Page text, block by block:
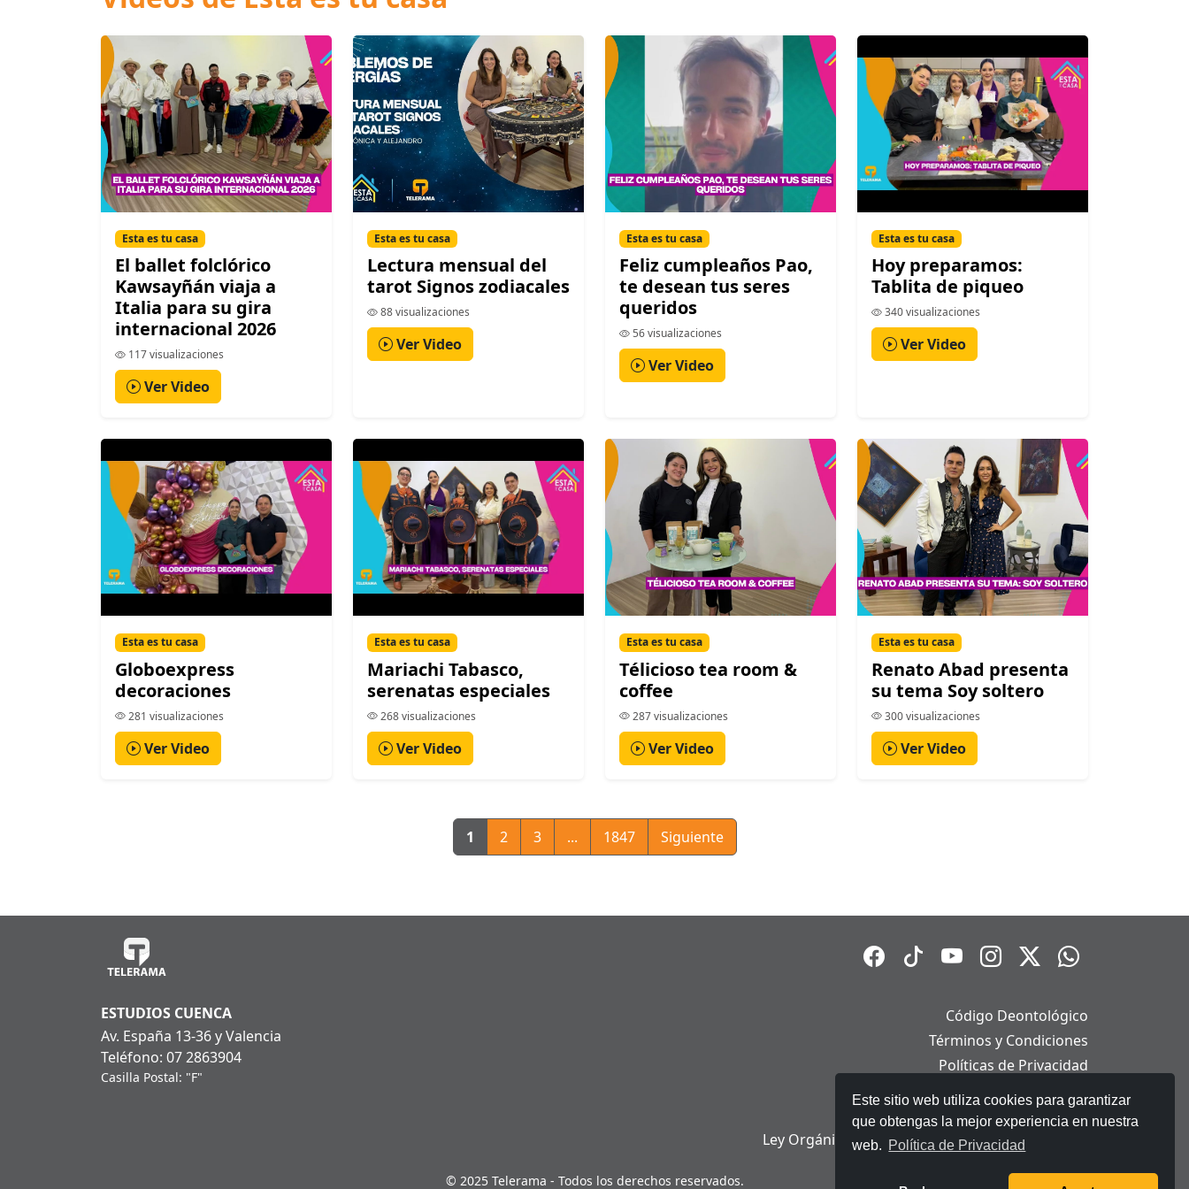
Este sitio web utiliza cookies para garantizar
que obtengas la mejor experiencia en nuestra
web. Política de Privacidad
Esta es tu casa
El ballet folclórico
Kawsayñán viaja a
Italia para su gira
internacional 2026
117 visualizaciones
Ver Video
Esta es tu casa
Lectura mensual del
tarot Signos zodiacales
88 visualizaciones
Ver Video
Esta es tu casa
Feliz cumpleaños Pao,
te desean tus seres
queridos
56 visualizaciones
Ver Video
Esta es tu casa
Hoy preparamos:
Tablita de piqueo
340 visualizaciones
Ver Video
Esta es tu casa
Globoexpress
decoraciones
281 visualizaciones
Ver Video
Esta es tu casa
Mariachi Tabasco,
serenatas especiales
268 visualizaciones
Ver Video
Esta es tu casa
Télicioso tea room &
coffee
287 visualizaciones
Ver Video
Esta es tu casa
Renato Abad presenta
su tema Soy soltero
300 visualizaciones
Ver Video
1 2 3 ... 1847 Siguiente
ESTUDIOS CUENCA
Av. España 13-36 y Valencia
Teléfono: 07 2863904
Casilla Postal: "F"
Código Deontológico
Términos y Condiciones
Políticas de Privacidad
Políticas de Cookies
Aviso Legal
Ley Orgánica de Protección de Datos Personales
© 2025 Telerama - Todos los derechos reservados.